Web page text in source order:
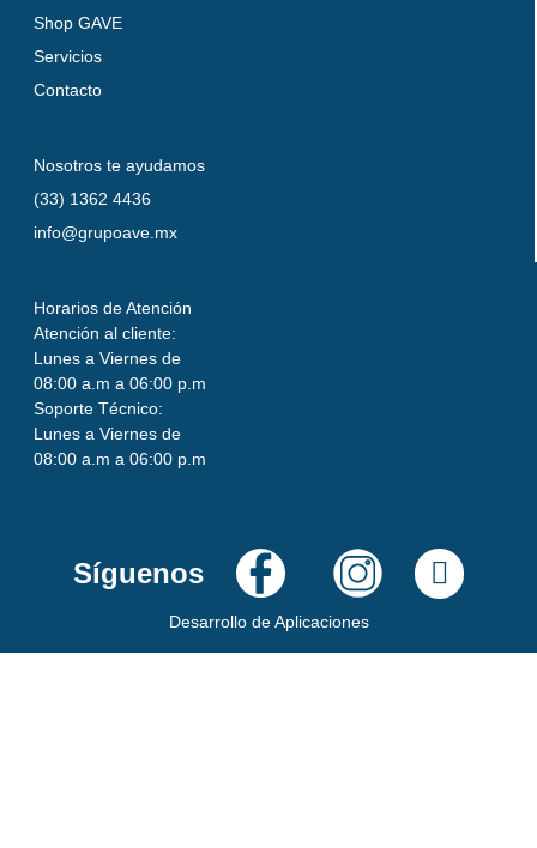
Shop GAVE
Servicios
Contacto
Nosotros te ayudamos
(33) 1362 4436
info@grupoave.mx
Horarios de Atención
Atención al cliente:
Lunes a Viernes de
08:00 a.m a 06:00 p.m
Soporte Técnico:
Lunes a Viernes de
08:00 a.m a 06:00 p.m
Síguenos
Desarrollo de Aplicaciones